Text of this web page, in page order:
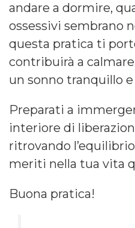
andare a dormire,
ossessivi sembrano
questa pratica ti
contribuirà a
un sonno tranquillo
Preparati a
interiore di
ritrovando
meriti nella tua vita
Buona pratica!